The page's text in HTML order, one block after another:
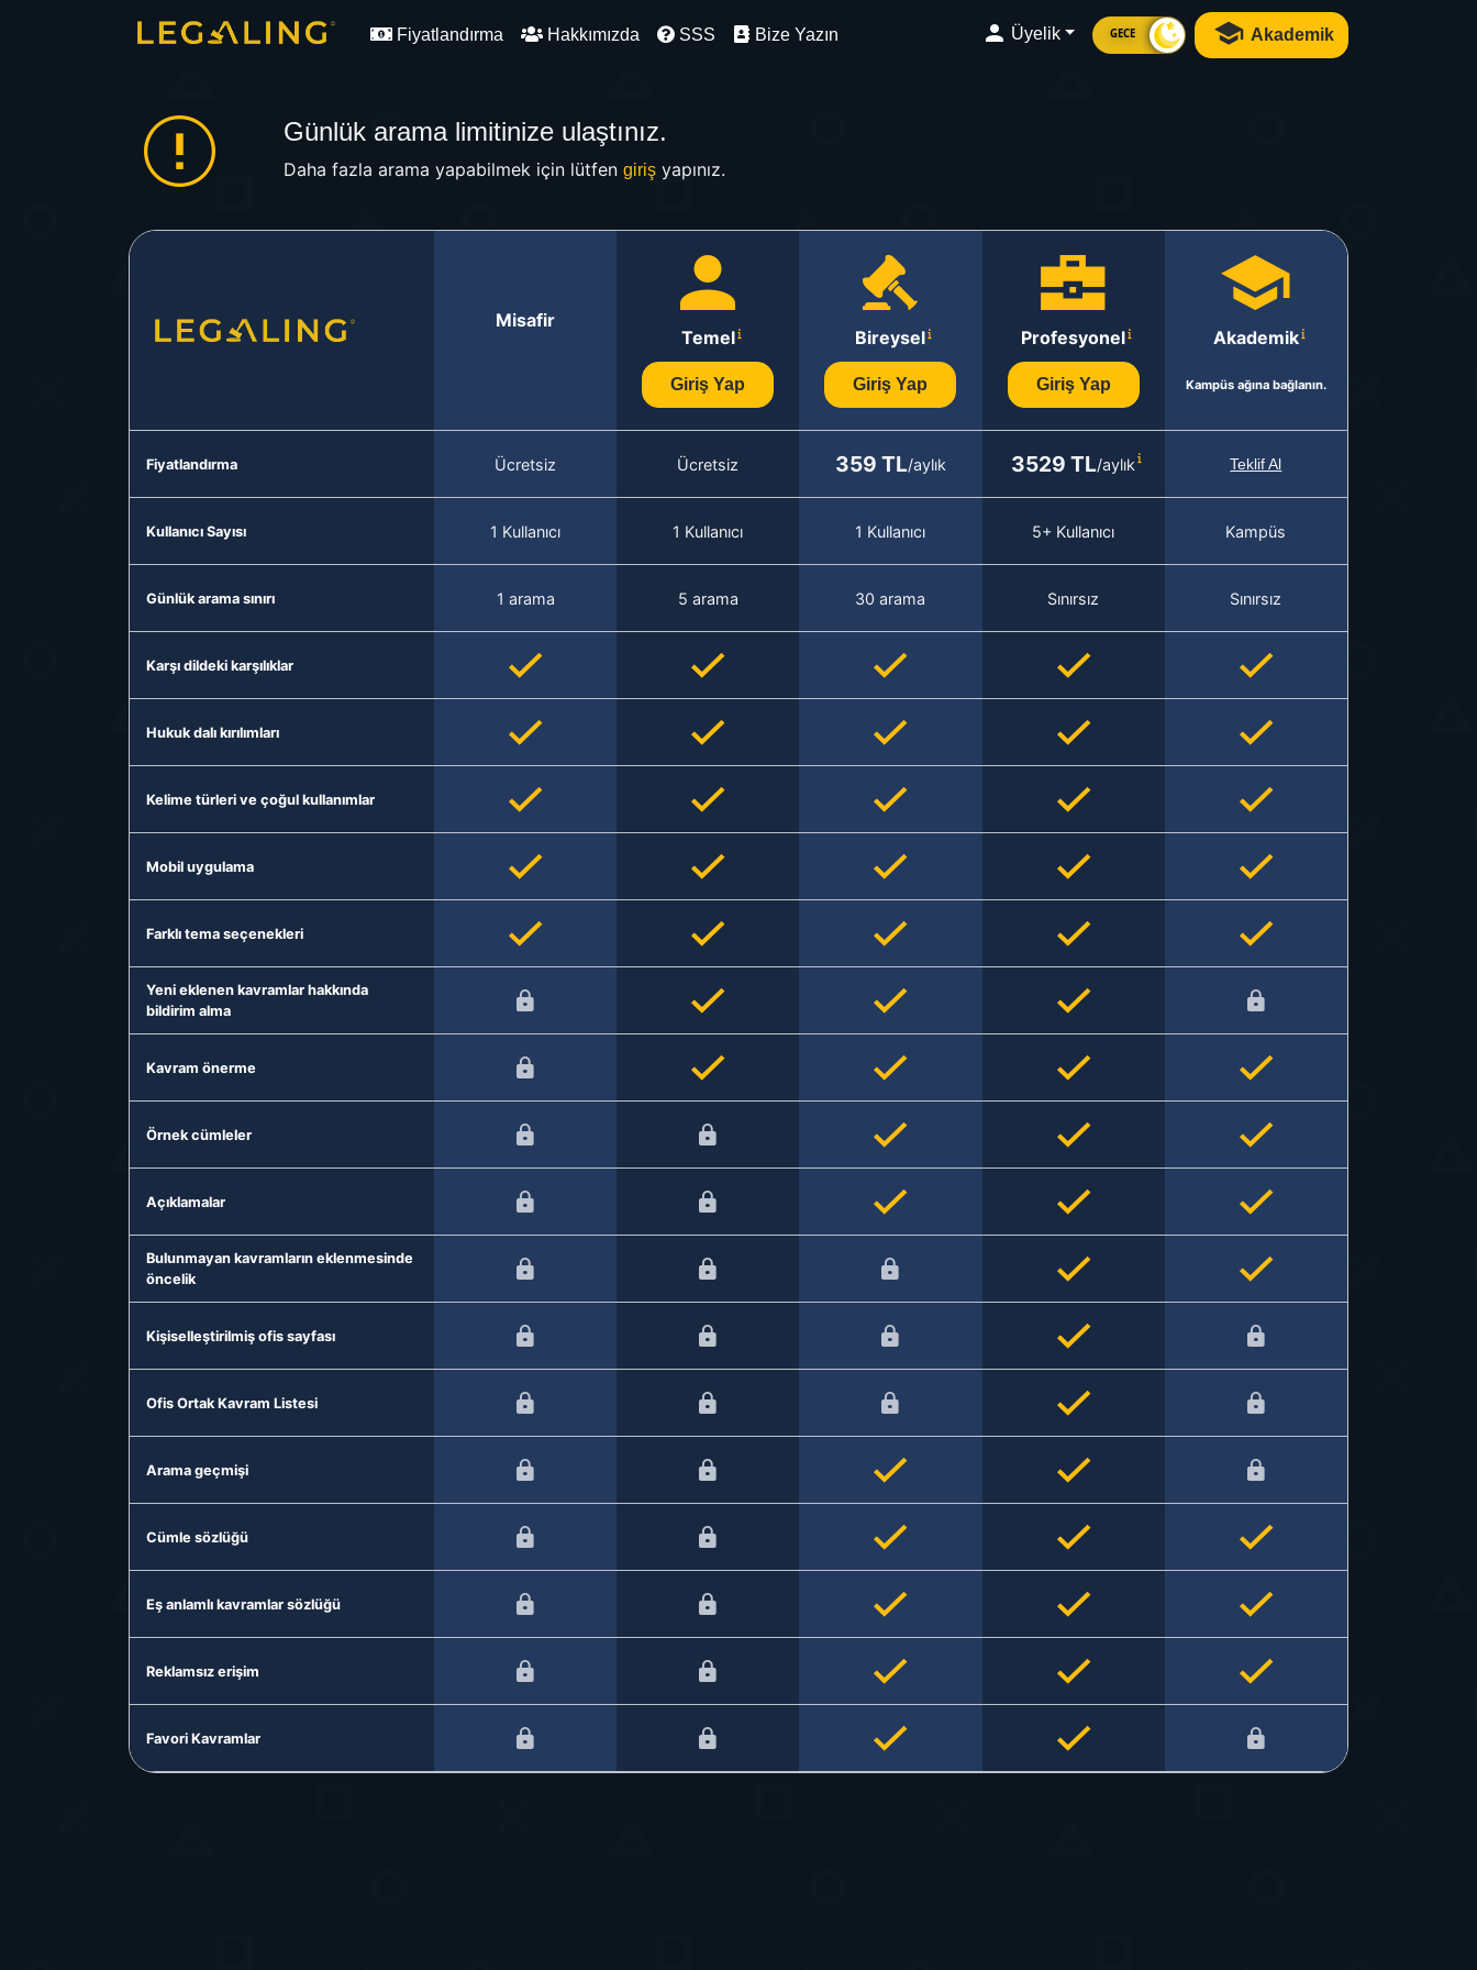
Fiyatlandırma Hakkımızda SSS Bize Yazın Üyelik GECE Akademik
Günlük arama limitinize ulaştınız.
Daha fazla arama yapabilmek için lütfen girişyapınız.
Misafir
Temel
Giriş Yap
Bireysel
Giriş Yap
Profesyonel
Giriş Yap
Akademik
Kampüs ağına bağlanın.
Fiyatlandırma Ücretsiz Ücretsiz 359 TL/aylık 3529 TL/aylık Teklif Al
Kullanıcı Sayısı 1 Kullanıcı 1 Kullanıcı 1 Kullanıcı 5+ Kullanıcı Kampüs
Günlük arama sınırı 1 arama 5 arama 30 arama Sınırsız Sınırsız
Karşı dildeki karşılıklar
Hukuk dalı kırılımları
Kelime türleri ve çoğul kullanımlar
Mobil uygulama
Farklı tema seçenekleri
Yeni eklenen kavramlar hakkında
bildirim alma
Kavram önerme
Örnek cümleler
Açıklamalar
Bulunmayan kavramların eklenmesinde
öncelik
Kişiselleştirilmiş ofis sayfası
Ofis Ortak Kavram Listesi
Arama geçmişi
Cümle sözlüğü
Eş anlamlı kavramlar sözlüğü
Reklamsız erişim
Favori Kavramlar